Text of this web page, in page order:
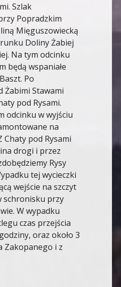
Szlak
Popradzkim
Mięguszowiecką
Doliny Żabiej
Na tym odcinku
będą wspaniałe
Po
Żabimi Stawami
pod Rysami.
odcinku w wyjściu
na
Chaty pod Rysami
drogi i przez
Rysy
tej wycieczki
wejście na szczyt
schronisku przy
W wypadku
czas przejścia
oraz około 3
Zakopanego i z